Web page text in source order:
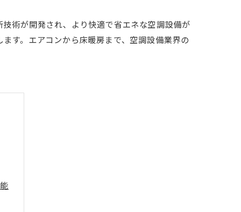
術が開発され、より快適で省エネな空調設備が
す。エアコンから床暖房まで、空調設備業界の